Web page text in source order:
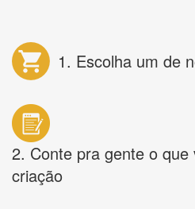
1. Escolha um de
2. Conte pra gente o que
criação